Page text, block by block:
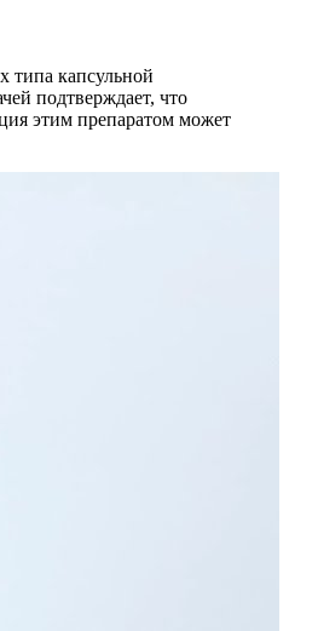
типа капсульной
подтверждает, что
этим препаратом может